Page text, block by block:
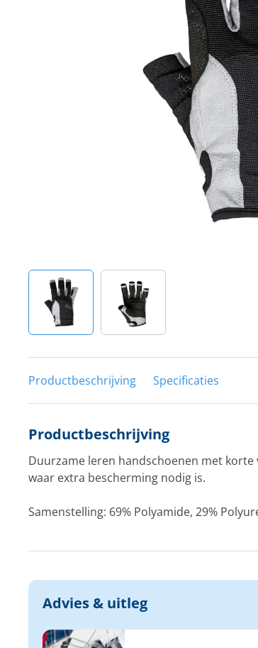
Tuigage en dekbeslag
Boten, toebehoren en fun
Productbeschrijving Specificaties
Productbeschrijving
Duurzame leren handschoenen met
waar extra bescherming nodig is.
Samenstelling: 69% Polyamide, 29%
Advies & uitleg